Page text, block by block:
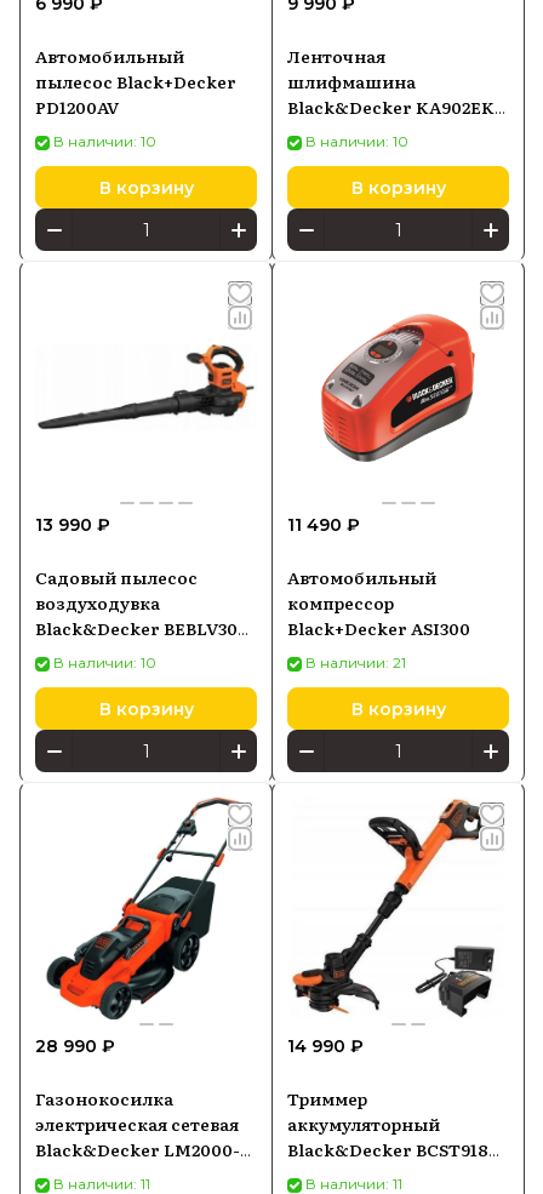
выполнение домашних задач и
проектов, предлагая
высококачественные и
функциональные решения для
потребителей.
Автомобильный
пылесос Black+Decker
PD1200AV
В наличии: 10
В корзину
Ленточная
шлифмашина
Black&Decker KA902EK-
QSВ наличии: 10
В корзину
13 990 ₽
Садовый пылесос
воздуходувка
Black&Decker BEBLV300-
QSВ наличии: 10
В корзину
11 490 ₽
Автомобильный
компрессор
Black+Decker ASI300
В наличии: 21
В корзину
28 990 ₽
Газонокосилка
электрическая сетевая
Black&Decker LM2000-
QSВ наличии: 11
14 990 ₽
Триммер
аккумуляторный
Black&Decker BCST918D1
1*2.5 Ah/18 V с ЗУ
В наличии: 11